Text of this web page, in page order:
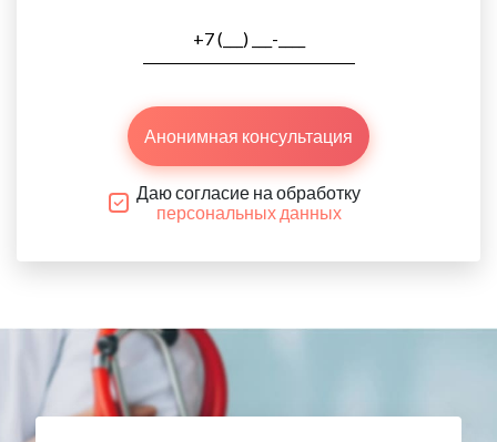
Анонимная консультация
Даю согласие на обработку
персональных данных